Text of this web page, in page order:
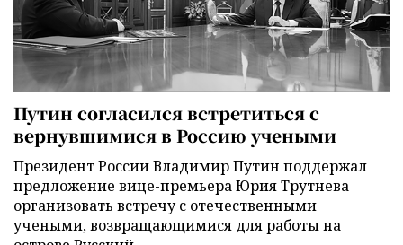
Путин согласился встретиться с
вернувшимися в Россию учеными
Президент России Владимир Путин поддержал
предложение вице-премьера Юрия Трутнева
организовать встречу с отечественными
учеными, возвращающимися для работы на